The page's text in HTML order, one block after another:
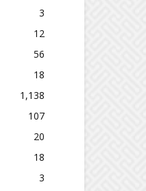
3
12
56
18
1,138
107
20
18
3